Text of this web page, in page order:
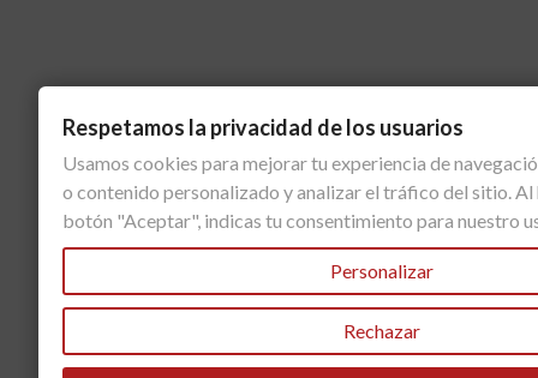
Respetamos la privacidad de los usuarios
Usamos cookies para mejorar tu experiencia de
o contenido personalizado y analizar el tráfico del sitio. Al
botón "Aceptar", indicas tu consentimiento para nuestro
Personalizar
Rechazar